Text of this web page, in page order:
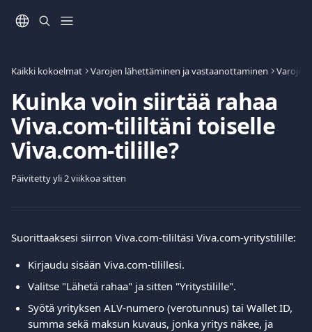
Kaikki kokoelmat Varojen lähettäminen ja vastaanottaminen Varojen
Kuinka voin siirtää rahaa
Viva.com-tililtäni toiselle
Viva.com-tilille?
Päivitetty yli 2 viikkoa sitten
Suorittaaksesi siirron Viva.com-tililtäsi Viva.com-yritystilille:
Kirjaudu sisään Viva.com-tilillesi.
Valitse "Lähetä rahaa" ja sitten "Yritystilille".
Syötä yrityksen ALV-numero (verotunnus) tai Wallet ID,
summa sekä maksun kuvaus, jonka yritys näkee, ja